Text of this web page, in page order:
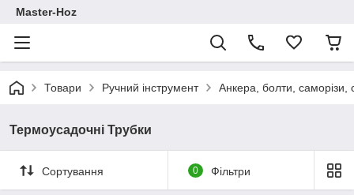
Master-Hoz
Товари Ручний інструмент Анкера, болти, саморізи,
Термоусадочні Трубки
Сортування 0 Фільтри